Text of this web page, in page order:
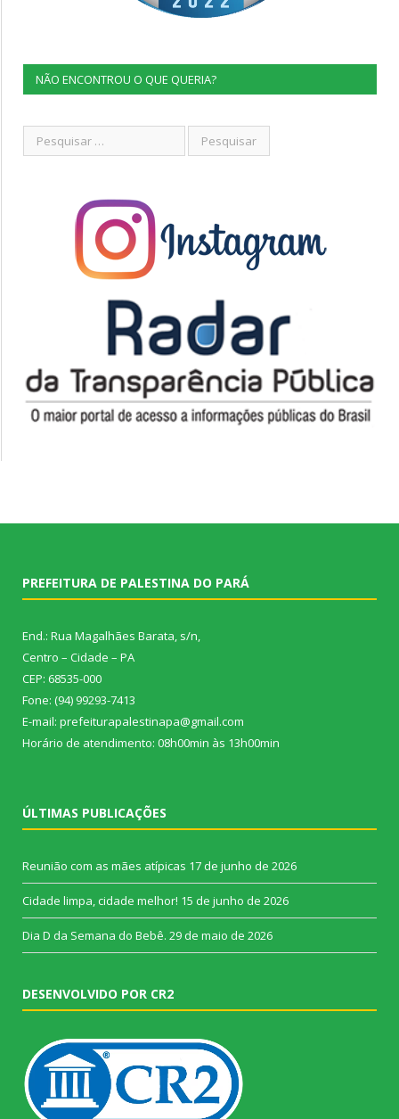
NÃO ENCONTROU O QUE QUERIA?
PREFEITURA DE PALESTINA DO PARÁ
End.: Rua Magalhães Barata, s/n,
Centro – Cidade – PA
CEP: 68535-000
Fone: (94) 99293-7413
E-mail: prefeiturapalestinapa@gmail.com
Horário de atendimento: 08h00min às 13h00min
ÚLTIMAS PUBLICAÇÕES
Reunião com as mães atípicas 17 de junho de 2026
Cidade limpa, cidade melhor! 15 de junho de 2026
Dia D da Semana do Bebê. 29 de maio de 2026
DESENVOLVIDO POR CR2